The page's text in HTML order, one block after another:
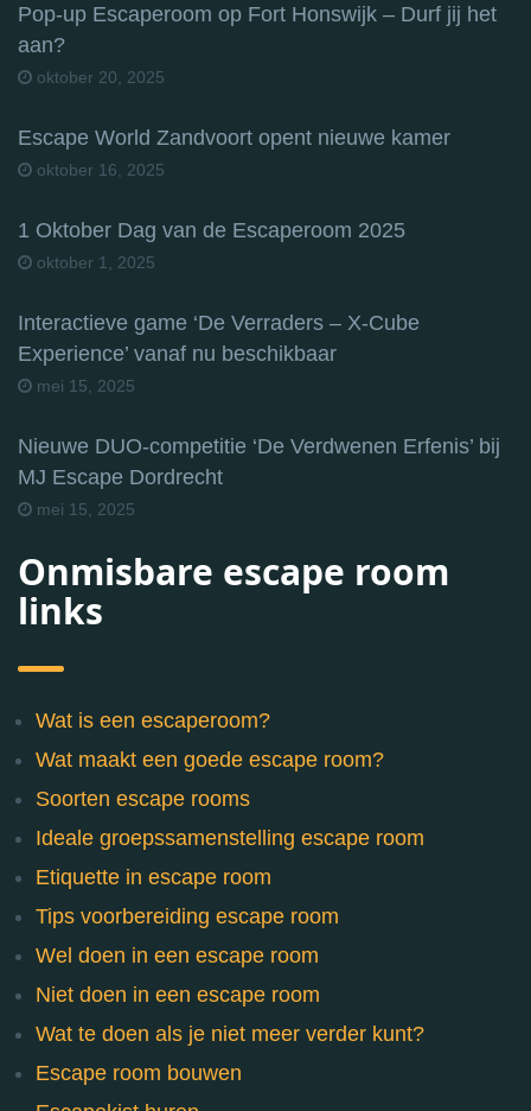
Pop-up Escaperoom op Fort Honswijk – Durf jij het
aan?
oktober 20, 2025
Escape World Zandvoort opent nieuwe kamer
oktober 16, 2025
1 Oktober Dag van de Escaperoom 2025
oktober 1, 2025
Interactieve game ‘De Verraders – X-Cube
Experience’ vanaf nu beschikbaar
mei 15, 2025
Nieuwe DUO-competitie ‘De Verdwenen Erfenis’ bij
MJ Escape Dordrecht
mei 15, 2025
Onmisbare escape room
links
Wat is een escaperoom?
Wat maakt een goede escape room?
Soorten escape rooms
Ideale groepssamenstelling escape room
Etiquette in escape room
Tips voorbereiding escape room
Wel doen in een escape room
Niet doen in een escape room
Wat te doen als je niet meer verder kunt?
Escape room bouwen